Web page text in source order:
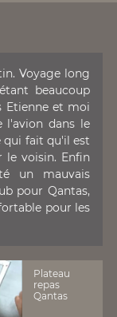
Voyage long
beaucoup
Etienne et moi
l'avion dans le
qui fait qu'il est
le voisin. Enfin
un mauvais
pour Qantas,
pour les
Plateau
repas
Qantas